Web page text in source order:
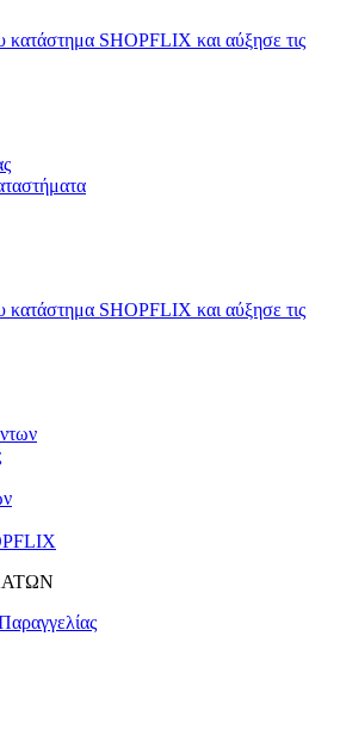
κατάστημα SHOPFLIX και αύξησε τις
κατάστημα SHOPFLIX και αύξησε τις